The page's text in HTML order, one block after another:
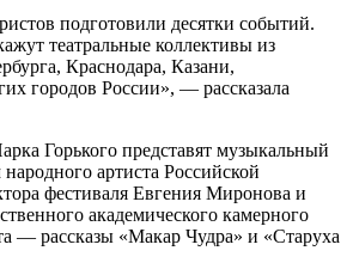
подготовили десятки событий.
театральные коллективы из
Краснодара, Казани,
городов России», — рассказала
Горького представят музыкальный
народного артиста Российской
фестиваля Евгения Миронова и
академического камерного
— рассказы «Макар Чудра» и «Старуха